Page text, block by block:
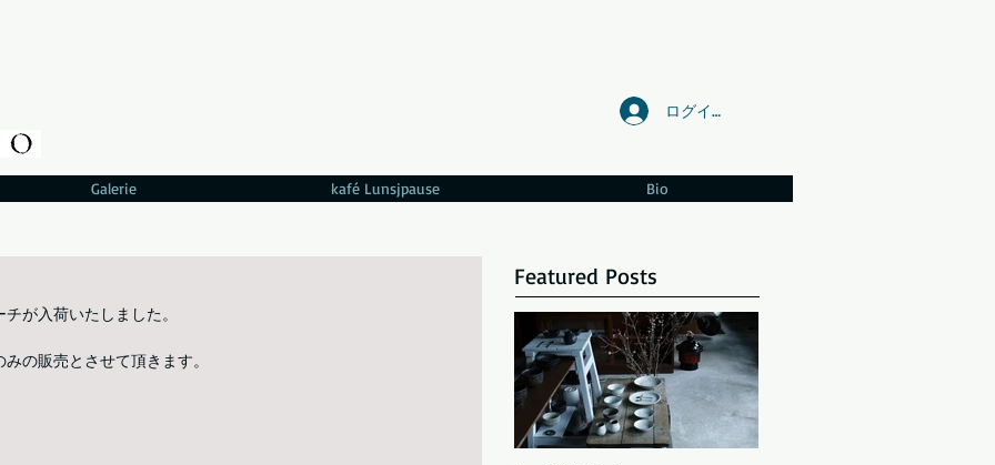
ログイン
Galerie kafé Lunsjpause Bio
が入荷いたしました。
の販売とさせて頂きます。
Featured Posts